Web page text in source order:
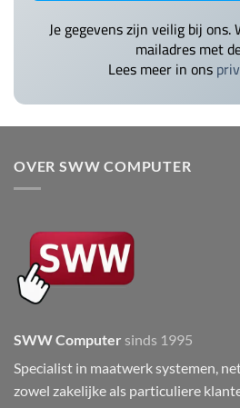
Je gegevens zijn veilig bij
mailadres met
Lees meer in ons
OVER SWW COMPUTER
SWW Computer sinds 1995
Specialist in maatwerk systemen,
zowel zakelijke als particuliere